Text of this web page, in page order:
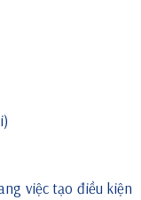
việc tạo điều kiện